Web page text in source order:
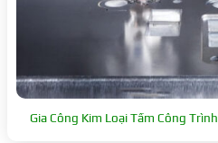
Gia Công Kim Loại Tấm Công Trình